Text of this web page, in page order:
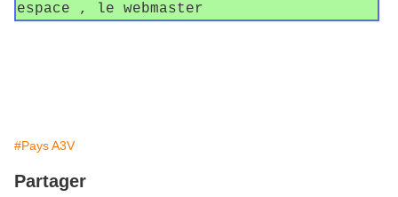
espace , le webmaster
#Pays A3V
Partager